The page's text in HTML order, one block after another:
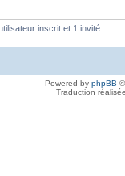
inscrit et 1 invité
Powered by phpBB
Traduction